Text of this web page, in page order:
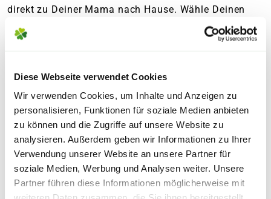
Diese Webseite verwendet Cookies
Wir verwenden Cookies, um Inhalte und Anzeigen zu
personalisieren, Funktionen für soziale Medien anbieten
zu können und die Zugriffe auf unsere Website zu
analysieren. Außerdem geben wir Informationen zu Ihrer
Verwendung unserer Website an unsere Partner für
soziale Medien, Werbung und Analysen weiter. Unsere
Partner führen diese Informationen möglicherweise mit
direkt zu Deiner Mama nach Hause. Wähle Deinen
Lieblingsstrauß aus und bestimme den
Wunschtermin für die Lieferung. Für eine besonders
Grußkarte mit individueller Nachricht ergänzen. So
Mach den Muttertag unvergesslich und überrasche
Deine Mama mit einem liebevoll gebundenen
Blumenstrauß von Blumen Risse. Unsere Floristinnen
und Floristen stehen Dir mit Erfahrung und viel